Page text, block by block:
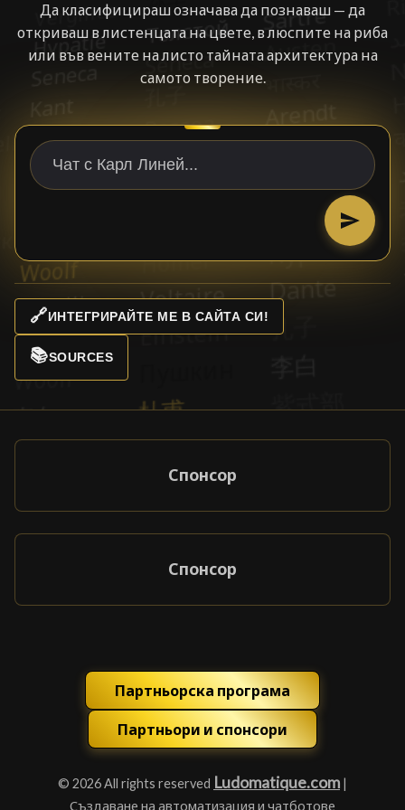
Да класифицираш означава да познаваш — да
откриваш в листенцата на цвете, в люспите на риба
или във вените на листо тайната архитектура на
самото творение.
🔗ИНТЕГРИРАЙТЕ МЕ В САЙТА СИ!
📚SOURCES
Спонсор
Спонсор
Партньорска програма
Партньори и спонсори
© 2026 All rights reserved Ludomatique.com |
Създаване на автоматизация и чатботове